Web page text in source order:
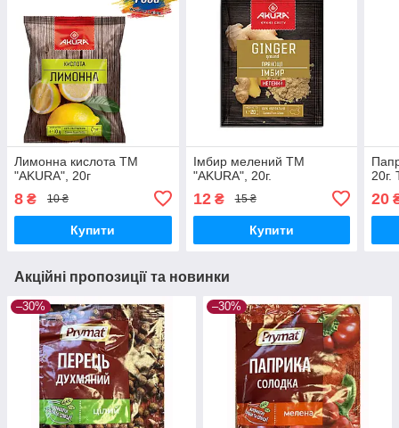
Лимонна кислота ТМ
"AKURA", 20г
8 ₴ 10 ₴
Купити
Імбир мелений ТМ
"AKURA", 20г.
12₴ 15 ₴
Купити
20г.
20
Акційні пропозиції та новинки
–30% –30%